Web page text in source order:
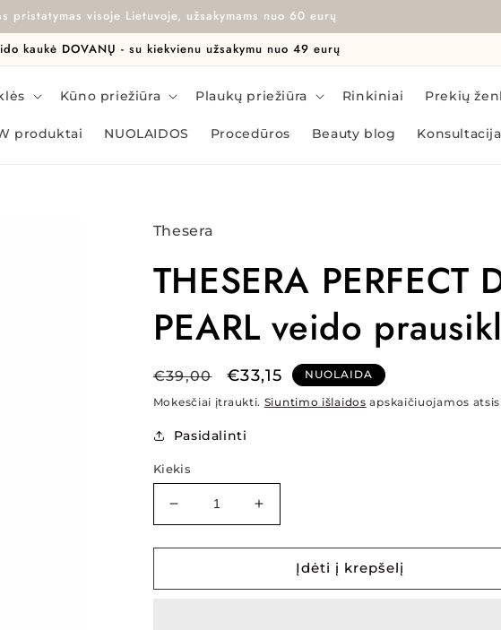
pristatymas visoje Lietuvoje, užsakymams nuo 60 eurų
kaukė DOVANŲ - su kiekvienu užsakymu nuo 49 eurų
Kūno priežiūra Plaukų priežiūra Rinkiniai Prekių
produktai NUOLAIDOS Procedūros Beauty blog Konsultacija
Thesera
THESERA PERFECT
PEARL veido
Įprasta
kaina
€39,00
Išpardavimo
kaina
€33,15 NUOLAIDA
Mokesčiai įtraukti. Siuntimo išlaidos apskaičiuojamos
Pasidalinti
Kiekis
Sumažinti
THESERA
PERFECT
PEARL
Padidinti
THESERA
PERFECT
DOUBLE
PEARL
Įdėti į krepšelį